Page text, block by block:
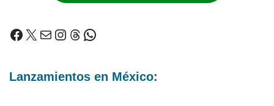
Lanzamientos en México: